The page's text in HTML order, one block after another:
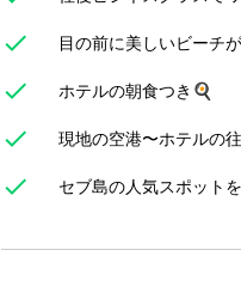
目の前に美しいビーチ
ホテルの朝食つき🍳
現地の空港〜ホテルの
セブ島の人気スポット